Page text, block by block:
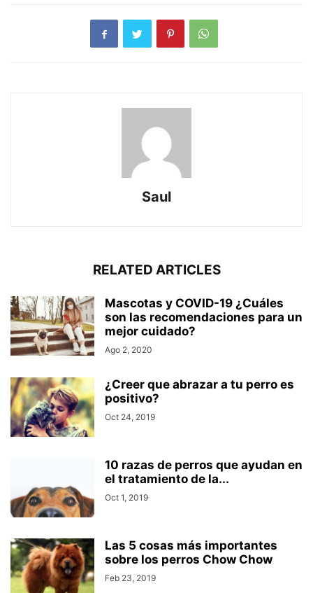
Saul
RELATED ARTICLES
Mascotas y COVID-19 ¿Cuáles
son las recomendaciones para un
mejor cuidado?
Ago 2, 2020
¿Creer que abrazar a tu perro es
positivo?
Oct 24, 2019
10 razas de perros que ayudan en
el tratamiento de la...
Oct 1, 2019
Las 5 cosas más importantes
sobre los perros Chow Chow
Feb 23, 2019